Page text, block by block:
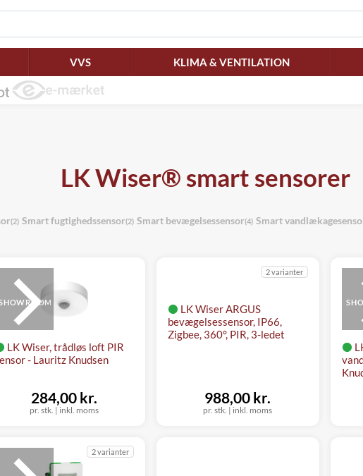
VVS KLIMA & VENTILATION
LK Wiser® smart sensorer
(2) Smart fugtighedssensor(2) Smart bevægelsessensor(4) Smart
LK Wiser, trådløs loft PIR
- Lauritz Knudsen
pr. stk. | inkl. moms
284,00 kr.
LK Wiser ARGUS
bevægelsessensor, IP66,
Zigbee, 360°, PIR, 3-ledet
2 varianter
pr. stk. | inkl. moms
988,00 kr.
2 varianter